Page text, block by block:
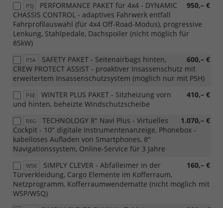
P5J 950,– €
PERFORMANCE PAKET für 4x4 - DYNAMIC
CHASSIS CONTROL - adaptives Fahrwerk entfall
Fahrprofilauswahl (für 4x4 Off-Road-Modus), progressive
Lenkung, Stahlpedale, Dachspoiler (nicht möglich für
85kW)
P5A 600,– €
SAFETY PAKET - Seitenairbags hinten,
CREW PROTECT ASSIST - proaktiver Insassenschutz mit
erweitertem Insassenschutzsystem (möglich nur mit P5H)
P6E 410,– €
WINTER PLUS PAKET - Sitzheizung vorn
und hinten, beheizte Windschutzscheibe
R6G 1.070,– €
TECHNOLOGY 8" Navi Plus - Virtuelles
Cockpit - 10" digitale Instrumentenanzeige, Phonebox -
kabelloses Aufladen von Smartphones, 8"
Navigationssystem, Online-Service für 3 Jahre
W5K 160,– €
SIMPLY CLEVER - Abfalleimer in der
Türverkleidung, Cargo Elemente im Kofferraum,
Netzprogramm, Kofferraumwendematte (nicht möglich mit
W5P/W5Q)